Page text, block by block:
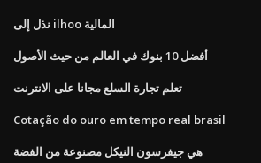
نذل إلى ilhoo المالية
أفضل 10 بنوك في العالم من حيث الأصول
تعلم تجارة السلع مجانا على الانترنت
Cotação do ouro em tempo real brasil
هي جيفرسون النيكل مصنوعة من الفضة